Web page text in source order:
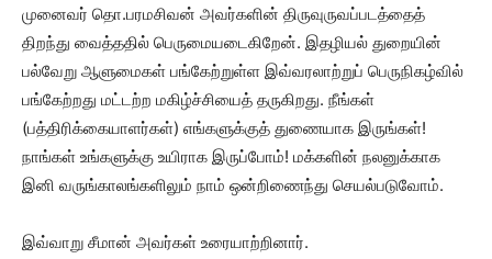
முனைவர் தொ.பரமசிவன் அவர்களின் திருவுருவப்படத்தைத்
திறந்து வைத்ததில் பெருமையடைகிறேன். இதழியல் துறையின்
பல்வேறு ஆளுமைகள் பங்கேற்றுள்ள இவ்வரலாற்றுப் பெருநிகழ்வில்
பங்கேற்றது மட்டற்ற மகிழ்ச்சியைத் தருகிறது. நீங்கள்
(பத்திரிக்கையாளர்கள்) எங்களுக்குத் துணையாக இருங்கள்!
நாங்கள் உங்களுக்கு உயிராக இருப்போம்! மக்களின் நலனுக்காக
இனி வருங்காலங்களிலும் நாம் ஒன்றிணைந்து செயல்படுவோம்.
இவ்வாறு சீமான் அவர்கள் உரையாற்றினார்.